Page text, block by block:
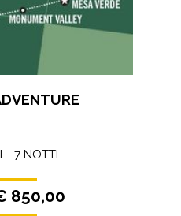
- 7 NOTTI
850,00